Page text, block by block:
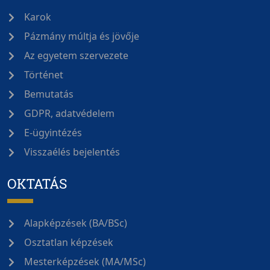
Karok
Pázmány múltja és jövője
Az egyetem szervezete
Történet
Bemutatás
GDPR, adatvédelem
E-ügyintézés
Visszaélés bejelentés
OKTATÁS
Alapképzések (BA/BSc)
Osztatlan képzések
Mesterképzések (MA/MSc)